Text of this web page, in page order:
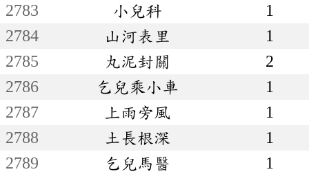
2783
小兒科
1
2784
山河表里
1
2785
丸泥封關
2
2786
乞兒乘小車
1
2787
上雨旁風
1
2788
土長根深
1
2789
乞兒馬醫
1